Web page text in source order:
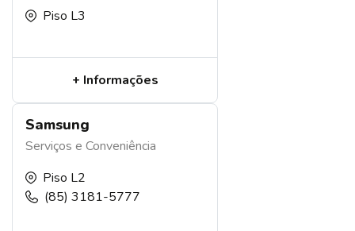
Piso L3
+ Informações
Samsung
Serviços e Conveniência
Piso L2
(85) 3181-5777